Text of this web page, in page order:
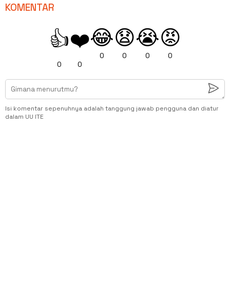
KOMENTAR
👍
0
❤️
0
😂
0
😧
0
😭
0
😡
0
Isi komentar sepenuhnya adalah tanggung jawab pengguna dan diatur
dalam UU ITE